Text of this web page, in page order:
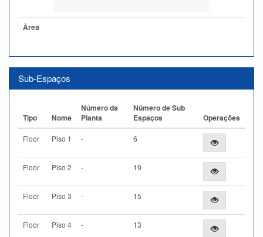
Àrea
Sub-Espaços
Tipo Nome
Número da
Planta
Número de Sub
Espaços
Operações
Floor Piso 1 - 6
Floor Piso 2 - 19
Floor Piso 3 - 15
Floor Piso 4 - 13